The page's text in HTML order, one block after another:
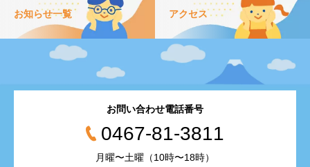
お知らせ一覧 アクセス
お問い合わせ電話番号
0467-81-3811
月曜〜土曜（10時〜18時）